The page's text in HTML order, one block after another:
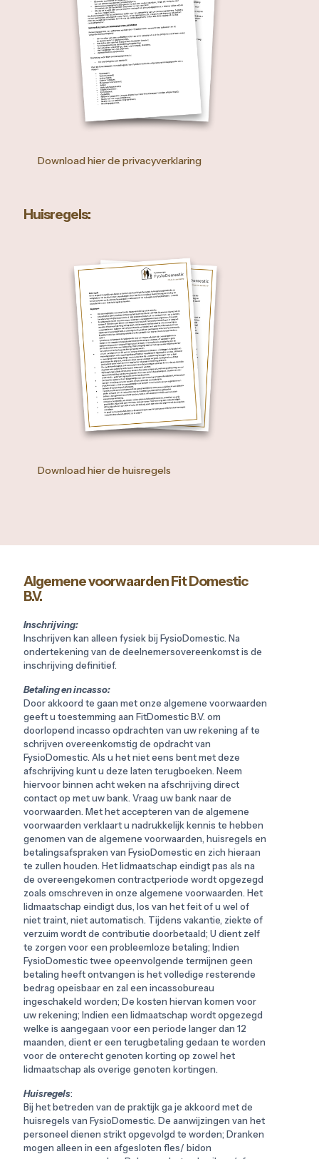
Download hier de privacyverklaring
Huisregels:
Download hier de huisregels
Algemene voorwaarden Fit Domestic
B.V.
Inschrijving:
Inschrijven kan alleen fysiek bij FysioDomestic. Na
ondertekening van de deelnemersovereenkomst is de
inschrijving definitief.
Betaling en incasso:
Door akkoord te gaan met onze algemene voorwaarden
geeft u toestemming aan FitDomestic B.V. om
doorlopend incasso opdrachten van uw rekening af te
schrijven overeenkomstig de opdracht van
FysioDomestic. Als u het niet eens bent met deze
afschrijving kunt u deze laten terugboeken. Neem
hiervoor binnen acht weken na afschrijving direct
contact op met uw bank. Vraag uw bank naar de
voorwaarden. Met het accepteren van de algemene
voorwaarden verklaart u nadrukkelijk kennis te hebben
genomen van de algemene voorwaarden, huisregels en
betalingsafspraken van FysioDomestic en zich hieraan
te zullen houden. Het lidmaatschap eindigt pas als na
de overeengekomen contractperiode wordt opgezegd
zoals omschreven in onze algemene voorwaarden. Het
lidmaatschap eindigt dus, los van het feit of u wel of
niet traint, niet automatisch. Tijdens vakantie, ziekte of
verzuim wordt de contributie doorbetaald; U dient zelf
te zorgen voor een probleemloze betaling; Indien
FysioDomestic twee opeenvolgende termijnen geen
betaling heeft ontvangen is het volledige resterende
bedrag opeisbaar en zal een incassobureau
ingeschakeld worden; De kosten hiervan komen voor
uw rekening; Indien een lidmaatschap wordt opgezegd
welke is aangegaan voor een periode langer dan 12
maanden, dient er een terugbetaling gedaan te worden
voor de onterecht genoten korting op zowel het
lidmaatschap als overige genoten kortingen.
Huisregels:
Bij het betreden van de praktijk ga je akkoord met de
huisregels van FysioDomestic. De aanwijzingen van het
personeel dienen strikt opgevolgd te worden; Dranken
mogen alleen in een afgesloten fles/ bidon